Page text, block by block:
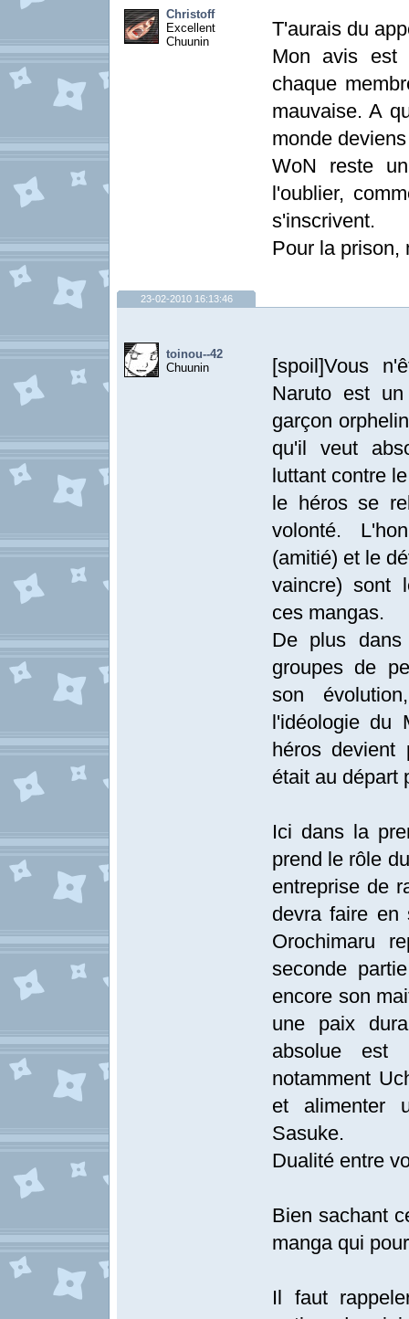
Christoff
Excellent
Chuunin
T'aurais du
Mon avis est
chaque
mauvaise. A
monde
WoN reste
l'oublier,
s'inscrivent.
Pour la prison,
23-02-2010 16:13:46
toinou--42
Chuunin
[spoil]Vous
Naruto est
garçon
qu'il veut
luttant contre
le héros se
volonté.
(amitié) et le
vaincre) sont
ces mangas.
De plus
groupes de
son
l'idéologie du
héros devient
était au départ
Ici dans la
prend le rôle
entreprise de
devra faire en
Orochimaru
seconde
encore son
une paix
absolue est
notamment
et alimenter
Sasuke.
Dualité entre
Bien sachant
manga qui
Il faut